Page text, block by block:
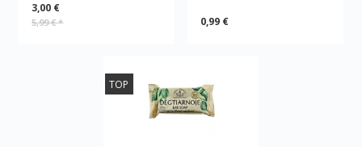
3,00 €
5,99 €* 0,99 €
TOP